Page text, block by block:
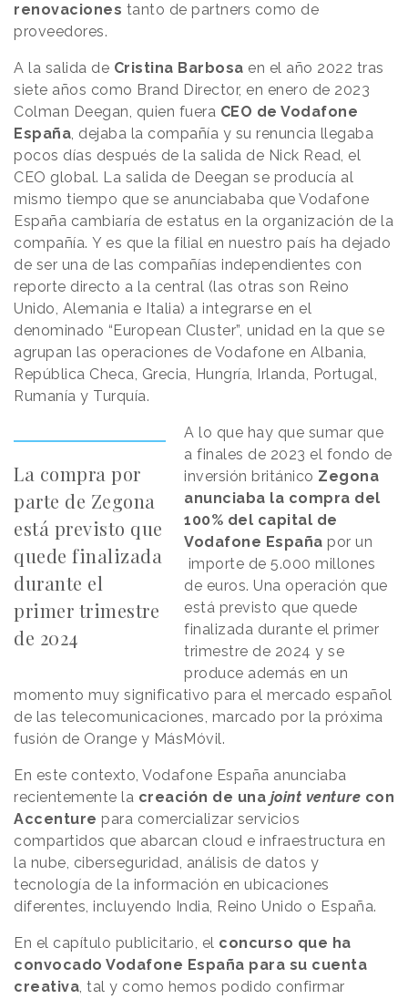
renovaciones tanto de partners como de
proveedores.
A la salida de Cristina Barbosa en el año 2022 tras
siete años como Brand Director, en enero de 2023
Colman Deegan, quien fuera CEO de Vodafone
España, dejaba la compañía y su renuncia llegaba
pocos días después de la salida de Nick Read, el
CEO global. La salida de Deegan se producía al
mismo tiempo que se anunciababa que Vodafone
España cambiaría de estatus en la organización de la
compañía. Y es que la filial en nuestro país ha dejado
de ser una de las compañías independientes con
reporte directo a la central (las otras son Reino
Unido, Alemania e Italia) a integrarse en el
denominado “European Cluster”, unidad en la que se
agrupan las operaciones de Vodafone en Albania,
República Checa, Grecia, Hungría, Irlanda, Portugal,
Rumanía y Turquía.
La compra por
parte de Zegona
está previsto que
quede finalizada
durante el
primer trimestre
de 2024
A lo que hay que sumar que
a finales de 2023 el fondo de
inversión británico Zegona
anunciaba la compra del
100% del capital de
Vodafone España por un
importe de 5.000 millones
de euros. Una operación que
está previsto que quede
finalizada durante el primer
trimestre de 2024 y se
produce además en un
momento muy significativo para el mercado español
de las telecomunicaciones, marcado por la próxima
fusión de Orange y MásMóvil.
En este contexto, Vodafone España anunciaba
recientemente la creación de una joint venture con
Accenture para comercializar servicios
compartidos que abarcan cloud e infraestructura en
la nube, ciberseguridad, análisis de datos y
tecnología de la información en ubicaciones
diferentes, incluyendo India, Reino Unido o España.
En el capítulo publicitario, el concurso que ha
convocado Vodafone España para su cuenta
creativa, tal y como hemos podido confirmar